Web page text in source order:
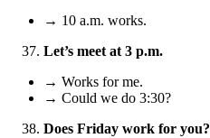
→ 10 a.m. works.
Let’s meet at 3 p.m.
→ Works for me.
→ Could we do 3:30?
Does Friday work for you?